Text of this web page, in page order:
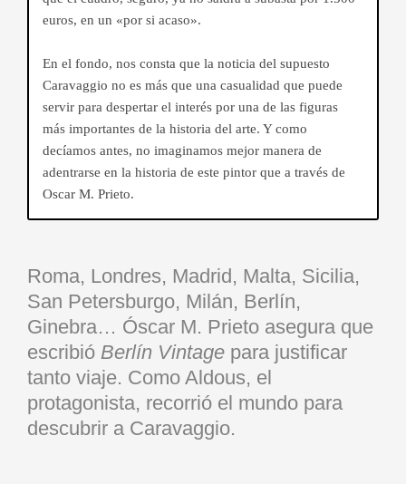
euros, en un «por si acaso».
En el fondo, nos consta que la noticia del supuesto
Caravaggio no es más que una casualidad que puede
servir para despertar el interés por una de las figuras
más importantes de la historia del arte. Y como
decíamos antes, no imaginamos mejor manera de
adentrarse en la historia de este pintor que a través de
Oscar M. Prieto.
Roma, Londres, Madrid, Malta, Sicilia,
San Petersburgo, Milán, Berlín,
Ginebra… Óscar M. Prieto asegura que
escribió Berlín Vintage para justificar
tanto viaje. Como Aldous, el
protagonista, recorrió el mundo para
descubrir a Caravaggio.